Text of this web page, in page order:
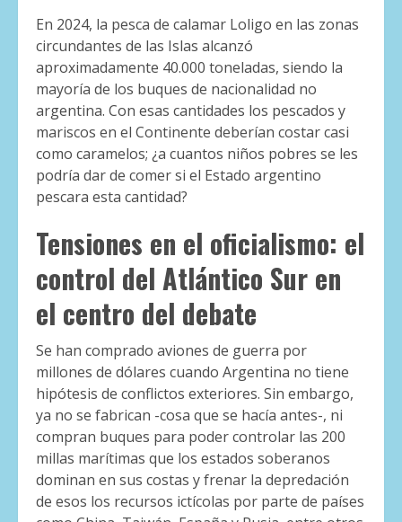
En 2024, la pesca de calamar Loligo en las zonas
circundantes de las Islas alcanzó
aproximadamente 40.000 toneladas, siendo la
mayoría de los buques de nacionalidad no
argentina. Con esas cantidades los pescados y
mariscos en el Continente deberían costar casi
como caramelos; ¿a cuantos niños pobres se les
podría dar de comer si el Estado argentino
pescara esta cantidad?
Tensiones en el oficialismo: el
control del Atlántico Sur en
el centro del debate
Se han comprado aviones de guerra por
millones de dólares cuando Argentina no tiene
hipótesis de conflictos exteriores. Sin embargo,
ya no se fabrican -cosa que se hacía antes-, ni
compran buques para poder controlar las 200
millas marítimas que los estados soberanos
dominan en sus costas y frenar la depredación
de esos los recursos ictícolas por parte de países